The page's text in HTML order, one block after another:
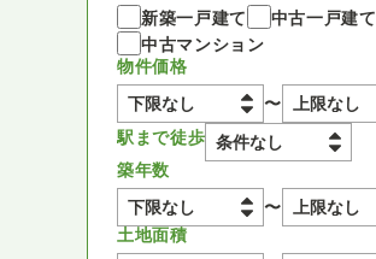
新築一戸建て
中古一戸建て
中古マンション
物件価格
〜
駅まで徒歩
築年数
〜
土地面積